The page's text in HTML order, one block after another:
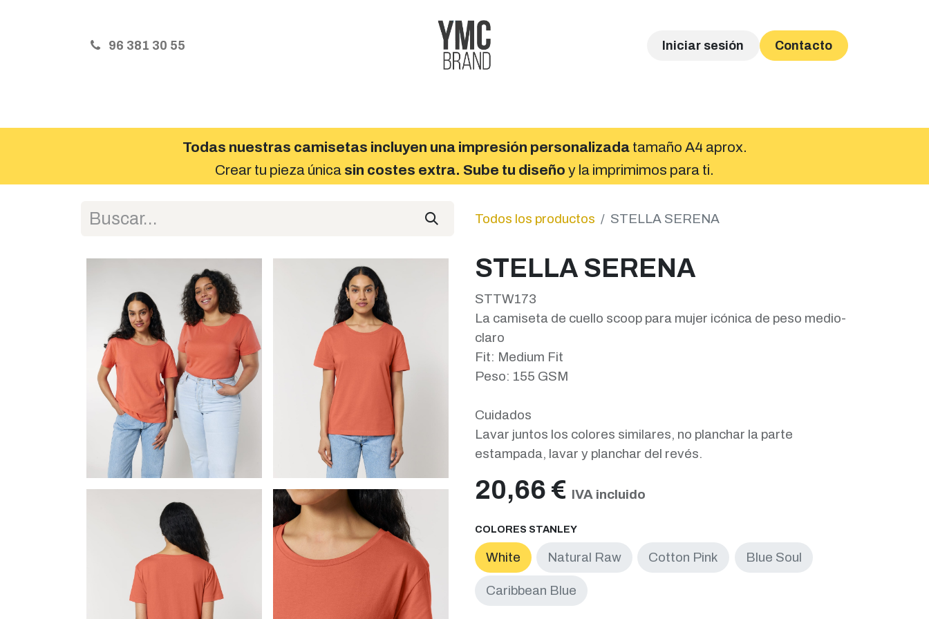
96 381 30 55 Iniciar sesión Contacto
Todas nuestras camisetas incluyen una impresión personalizada tamaño A4 aprox.
Crear tu pieza única sin costes extra. Sube tu diseño y la imprimimos para ti.
Todos los productos STELLA SERENA
STELLA SERENA
STTW173
La camiseta de cuello scoop para mujer icónica de peso medio-
claro
Fit: Medium Fit
Peso: 155 GSM
Cuidados
Lavar juntos los colores similares, no planchar la parte
estampada, lavar y planchar del revés.
20,66 € IVA incluido
COLORES STANLEY
White Natural Raw Cotton Pink Blue Soul
Caribbean Blue